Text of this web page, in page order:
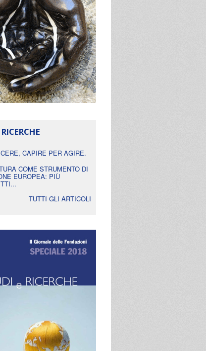
CAPIRE PER AGIRE.
COME STRUMENTO DI
EUROPEA: PIÙ
TUTTI GLI ARTICOLI